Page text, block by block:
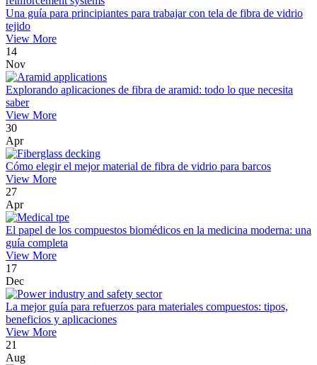
Una guía para principiantes para trabajar con tela de fibra de vidrio
tejido
View More
14
Nov
Explorando aplicaciones de fibra de aramid: todo lo que necesita
saber
View More
30
Apr
Cómo elegir el mejor material de fibra de vidrio para barcos
View More
27
Apr
El papel de los compuestos biomédicos en la medicina moderna: una
guía completa
View More
17
Dec
La mejor guía para refuerzos para materiales compuestos: tipos,
beneficios y aplicaciones
View More
21
Aug